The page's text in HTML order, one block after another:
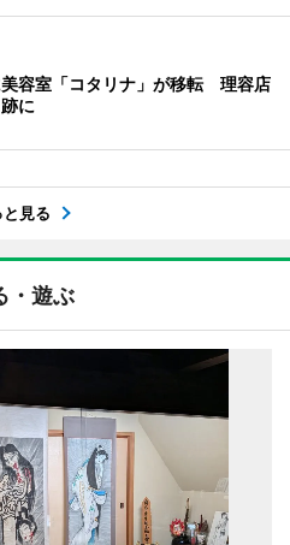
容室「コタリナ」が移転 理容店
に
と見る
・遊ぶ